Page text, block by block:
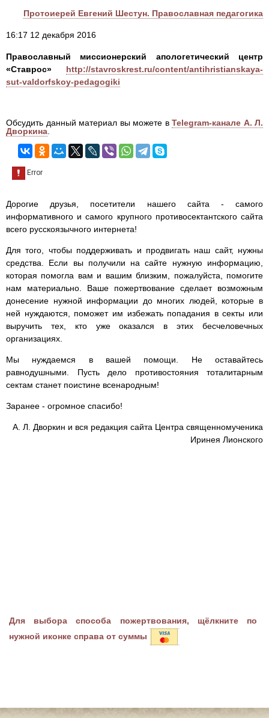
Протоиерей Евгений Шестун. Православная педагогика
16:17 12 декабря 2016
Православный миссионерский апологетический центр
«Ставрос»
http://stavroskrest.ru/content/antihristianskaya-
sut-valdorfskoy-pedagogiki
Обсудить данный материал вы можете в Telegram-канале А. Л.
Дворкина
Дорогие друзья, посетители нашего сайта - самого
информативного и самого крупного противосектантского сайта
всего русскоязычного интернета!
Для того, чтобы поддерживать и продвигать наш сайт, нужны
средства. Если вы получили на сайте нужную информацию,
которая помогла вам и вашим близким, пожалуйста, помогите
нам материально. Ваше пожертвование сделает возможным
донесение нужной информации до многих людей, которые в
ней нуждаются, поможет им избежать попадания в секты или
выручить тех, кто уже оказался в этих бесчеловечных
организациях.
Мы нуждаемся в вашей помощи. Не оставайтесь
равнодушными. Пусть дело противостояния тоталитарным
сектам станет поистине всенародным!
Заранее - огромное спасибо!
А. Л. Дворкин и вся редакция сайта Центра священномученика
Иринея Лионского
Для выбора способа пожертвования, щёлкните по
нужной иконке справа от суммы